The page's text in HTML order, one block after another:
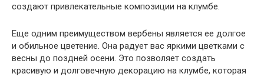
создают привлекательные композиции на клумбе.
Еще одним преимуществом вербены является ее долгое
и обильное цветение. Она радует вас яркими цветками с
весны до поздней осени. Это позволяет создать
красивую и долговечную декорацию на клумбе, которая